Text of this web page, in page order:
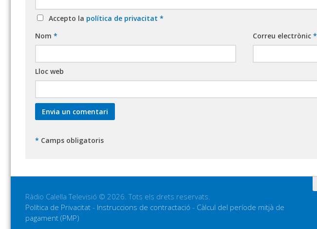
Accepto la política de privacitat *
Nom * Correu electrònic*
Lloc web
* Camps obligatoris
Ràdio Calella Televisió © 2026. Tots els drets reservats.
Política de Privacitat - Instruccions de contractació - Càlcul del període mitjà de
pagament (PMP)